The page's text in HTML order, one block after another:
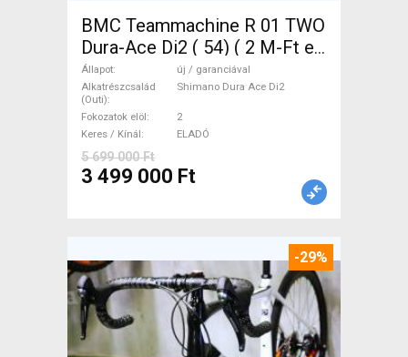
BMC Teammachine R 01 TWO
Dura-Ace Di2 ( 54) ( 2 M-Ft e
Országúti Shimano Dura Ace
Di2 tárcsafék új / garanciával
ELADÓ
Állapot
új / garanciával
Alkatrészcsalád
(Outi)
Shimano Dura Ace Di2
Fokozatok elöl
2
Keres / Kínál
ELADÓ
5 699 000 Ft
3 499 000 Ft
-29%